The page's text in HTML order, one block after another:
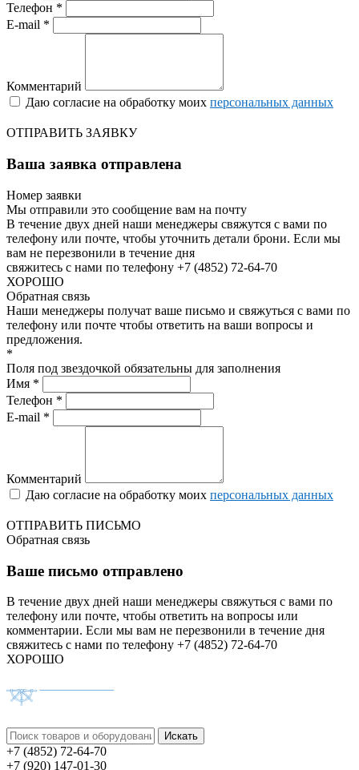
Телефон *
E-mail *
Комментарий
Даю согласие на обработку моих персональных данных
ОТПРАВИТЬ ЗАЯВКУ
Ваша заявка отправлена
Номер заявки
Мы отправили это сообщение вам на почту
В течение двух дней наши менеджеры свяжутся с вами по
телефону или почте, чтобы уточнить детали брони. Если мы
вам не перезвонили в течение дня
свяжитесь с нами по телефону +7 (4852) 72-64-70
ХОРОШО
Обратная связь
Наши менеджеры получат ваше письмо и свяжуться с вами по
телефону или почте чтобы ответить на ваши вопросы и
предложения.
*
Поля под звездочкой обязательны для заполнения
Имя *
Телефон *
E-mail *
Комментарий
Даю согласие на обработку моих персональных данных
ОТПРАВИТЬ ПИСЬМО
Обратная связь
Ваше письмо отправлено
В течение двух дней наши менеджеры свяжуться с вами по
телефону или почте, чтобы ответить на вопросы или
комментарии. Если мы вам не перезвонили в течение дня
свяжитесь с нами по телефону +7 (4852) 72-64-70
ХОРОШО
+7 (4852) 72-64-70
+7 (920) 147-01-30